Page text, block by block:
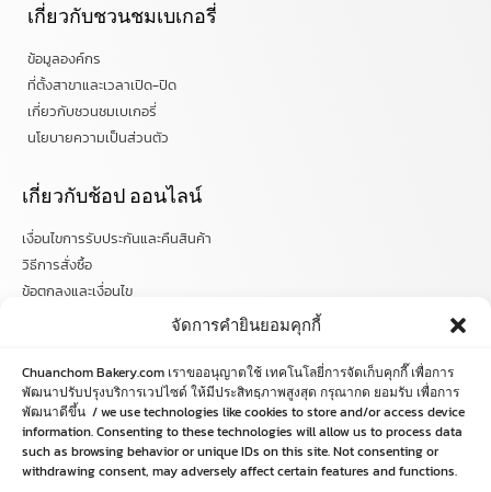
จัดการคำยินยอมคุกกี้
Chuanchom Bakery.com เราขออนุญาตใช้ เทคโนโลยี่การจัดเก็บคุกกี๊ เพื่อการ
พัฒนาปรับปรุงบริการเวปไซด์ ให้มีประสิทธฺภาพสูงสุด กรุณากด ยอมรับ เพื่อการ
พัฒนาดีขึ้น / we use technologies like cookies to store and/or access device
information. Consenting to these technologies will allow us to process data
such as browsing behavior or unique IDs on this site. Not consenting or
withdrawing consent, may adversely affect certain features and functions.
เกี่ยวกับชวนชมเบเกอรี่
ข้อมูลองค์กร
ที่ตั้งสาขาและเวลาเปิด-ปิด
เกี่ยวกับชวนชมเบเกอรี่
นโยบายความเป็นส่วนตัว
เกี่ยวกับช้อป ออนไลน์
เงื่อนไขการรับประกันและคืนสินค้า
วิธีการสั่งซื้อ
ข้อตกลงและเงื่อนไข
ติดตามข่าวสารได้ที่
chuanchombakery
chuanchombakery
www.chuanchombakery.com